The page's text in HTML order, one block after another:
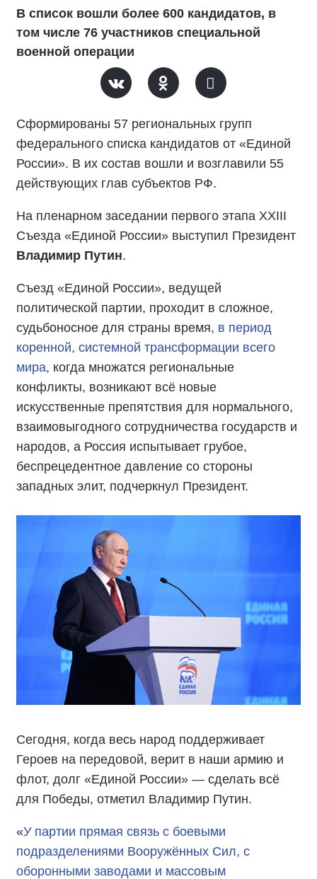
В список вошли более 600 кандидатов, в
том числе 76 участников специальной
военной операции
Сформированы 57 региональных групп
федерального списка кандидатов от «Единой
России». В их состав вошли и возглавили 55
действующих глав субъектов РФ.
На пленарном заседании первого этапа XXIII
Съезда «Единой России» выступил Президент
Владимир Путин.
Съезд «Единой России», ведущей
политической партии, проходит в сложное,
судьбоносное для страны время, в период
коренной, системной трансформации всего
мира, когда множатся региональные
конфликты, возникают всё новые
искусственные препятствия для нормального,
взаимовыгодного сотрудничества государств и
народов, а Россия испытывает грубое,
беспрецедентное давление со стороны
западных элит, подчеркнул Президент.
Сегодня, когда весь народ поддерживает
Героев на передовой, верит в наши армию и
флот, долг «Единой России» — сделать всё
для Победы, отметил Владимир Путин.
«У партии прямая связь с боевыми
подразделениями Вооружённых Сил, с
оборонными заводами и массовым